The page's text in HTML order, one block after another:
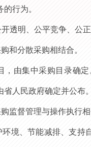
行为。
透明、公平竞争、公
和分散采购相结合。
，由集中采购目录确定
省人民政府确定并公布
监督管理与操作执行
环境、节能减排、支持